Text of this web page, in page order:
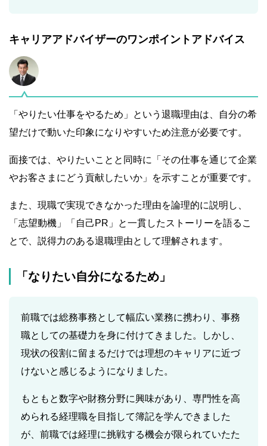
キャリアアドバイザーのワンポイントアドバイス
「やりたい仕事をやるため」という退職理由は、自分の希
望だけで動いた印象になりやすいため注意が必要です。
面接では、やりたいことと同時に「その仕事を通じて企業
やお客さまにどう貢献したいか」を示すことが重要です。
また、現職で実現できなかった理由を論理的に説明し、
「志望動機」「自己PR」と一貫したストーリーを語るこ
とで、説得力のある退職理由として理解されます。
「なりたい自分になるため」
前職では総務事務として幅広い業務に携わり、事務
職としての基礎力を身に付けてきました。しかし、
現状の役割に留まるだけでは理想のキャリアに近づ
けないと感じるようになりました。
もともと数字や財務分野に興味があり、専門性を高
められる経理職を目指して簿記を学んできました
が、前職では経理に挑戦する機会が限られていたた